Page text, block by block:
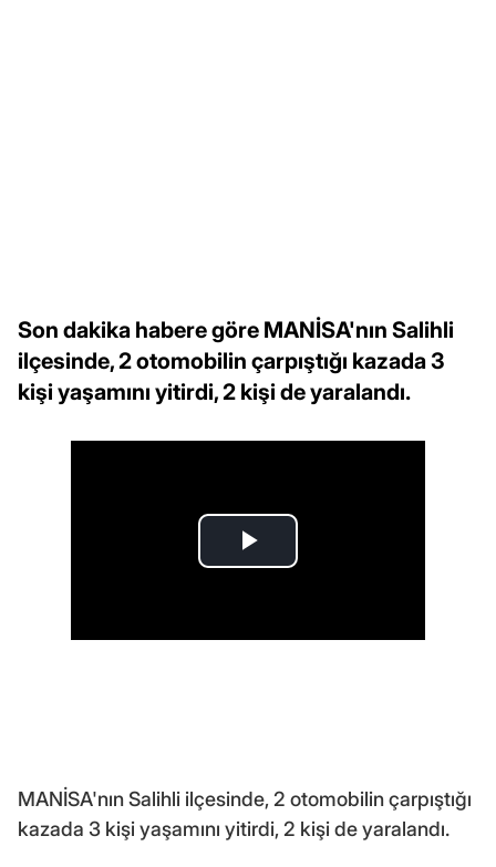
Son dakika habere göre MANİSA'nın Salihli
ilçesinde, 2 otomobilin çarpıştığı kazada 3
kişi yaşamını yitirdi, 2 kişi de yaralandı.
MANİSA'nın Salihli ilçesinde, 2 otomobilin çarpıştığı
kazada 3 kişi yaşamını yitirdi, 2 kişi de yaralandı.